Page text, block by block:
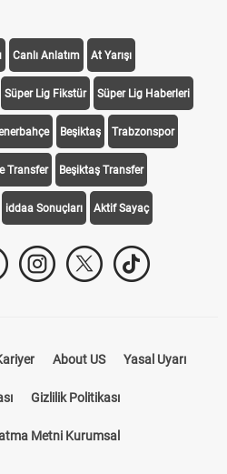
Canlı Anlatım At Yarışı
Süper Lig Fikstür Süper Lig Haberleri
Beşiktaş Trabzonspor
Transfer Beşiktaş Transfer
iddaa Sonuçları Aktif Sayaç
About US Yasal Uyarı
Gizlilik Politikası
Metni Kurumsal